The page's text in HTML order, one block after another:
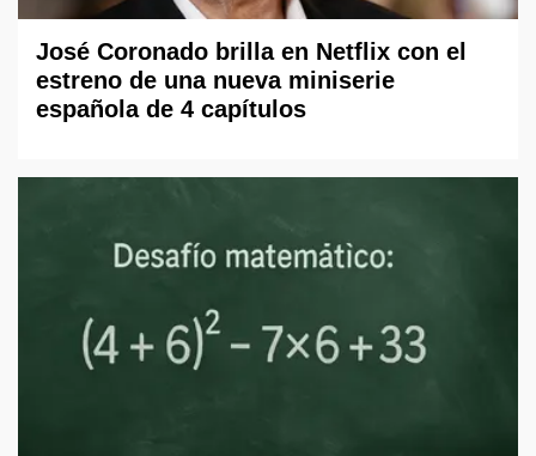
José Coronado brilla en Netflix con el
estreno de una nueva miniserie
española de 4 capítulos